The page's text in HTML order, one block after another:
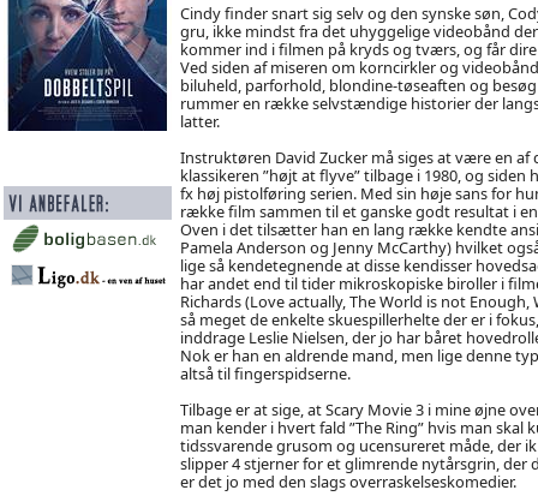
Cindy finder snart sig selv og den synske søn,
gru, ikke mindst fra det uhyggelige videobånd
kommer ind i filmen på kryds og tværs, og får
Ved siden af miseren om korncirkler og
biluheld, parforhold, blondine-tøseaften og besøg
rummer en række selvstændige historier der
latter.
Instruktøren David Zucker må siges at være en
klassikeren ”højt at flyve” tilbage i 1980, og
fx høj pistolføring serien. Med sin høje sans for
række film sammen til et ganske godt resultat i
Oven i det tilsætter han en lang række kendte
Pamela Anderson og Jenny McCarthy) hvilket
lige så kendetegnende at disse kendisser
har andet end til tider mikroskopiske biroller i
Richards (Love actually, The World is not
så meget de enkelte skuespillerhelte der er i
inddrage Leslie Nielsen, der jo har båret
Nok er han en aldrende mand, men lige denne
altså til fingerspidserne.
Tilbage er at sige, at Scary Movie 3 i mine øjne
man kender i hvert fald ”The Ring” hvis man
tidssvarende grusom og ucensureret måde, der
slipper 4 stjerner for et glimrende nytårsgrin, der
er det jo med den slags overraskelseskomedier.